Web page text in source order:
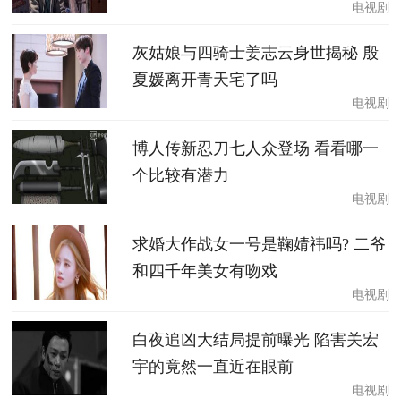
电视剧
灰姑娘与四骑士姜志云身世揭秘 殷
夏媛离开青天宅了吗
电视剧
博人传新忍刀七人众登场 看看哪一
个比较有潜力
电视剧
求婚大作战女一号是鞠婧祎吗? 二爷
和四千年美女有吻戏
电视剧
白夜追凶大结局提前曝光 陷害关宏
宇的竟然一直近在眼前
电视剧